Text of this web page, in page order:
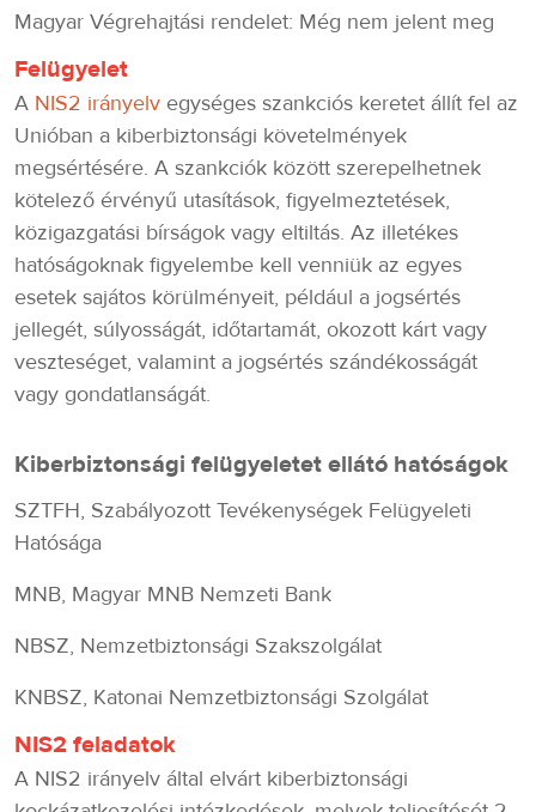
Magyar Végrehajtási rendelet: Még nem jelent meg
Felügyelet
A NIS2 irányelv egységes szankciós keretet állít fel az
Unióban a kiberbiztonsági követelmények
megsértésére. A szankciók között szerepelhetnek
kötelező érvényű utasítások, figyelmeztetések,
közigazgatási bírságok vagy eltiltás. Az illetékes
hatóságoknak figyelembe kell venniük az egyes
esetek sajátos körülményeit, például a jogsértés
jellegét, súlyosságát, időtartamát, okozott kárt vagy
veszteséget, valamint a jogsértés szándékosságát
vagy gondatlanságát.
Kiberbiztonsági felügyeletet ellátó hatóságok
SZTFH, Szabályozott Tevékenységek Felügyeleti
Hatósága
MNB, Magyar MNB Nemzeti Bank
NBSZ, Nemzetbiztonsági Szakszolgálat
KNBSZ, Katonai Nemzetbiztonsági Szolgálat
NIS2 feladatok
A NIS2 irányelv által elvárt kiberbiztonsági